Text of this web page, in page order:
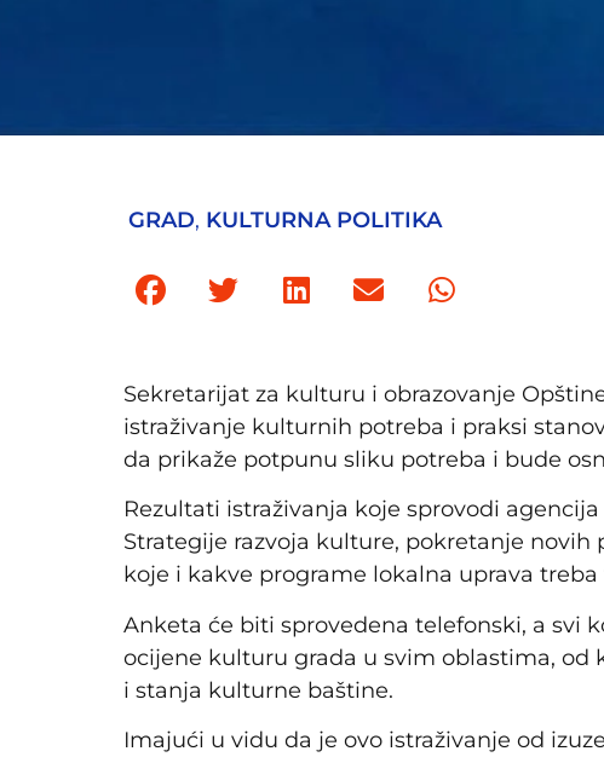
GRAD, KULTURNA POLITIKA
Sekretarijat za kulturu i obrazovanje
istraživanje kulturnih potreba i praksi
da prikaže potpunu sliku potreba i bude
Rezultati istraživanja koje sprovodi
Strategije razvoja kulture, pokretanje
koje i kakve programe lokalna uprava
Anketa će biti sprovedena telefonski, a svi
ocijene kulturu grada u svim oblastima, od
i stanja kulturne baštine.
Imajući u vidu da je ovo istraživanje od